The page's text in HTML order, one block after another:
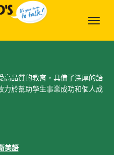
高品質的教育，具備了深厚的語
力於幫助學生事業成功和個人成
美語